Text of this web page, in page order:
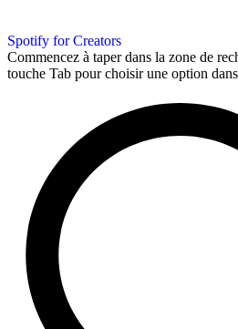
Spotify for Creators
Commencez à taper dans la zone de
touche Tab pour choisir une option